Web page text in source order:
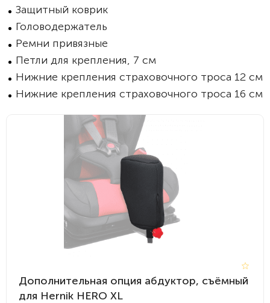
Защитный коврик
Головодержатель
Ремни привязные
Петли для крепления, 7 см
Нижние крепления страховочного троса 12 см
Нижние крепления страховочного троса 16 см
Дополнительная опция абдуктор, съёмный
для Hernik HERO XL